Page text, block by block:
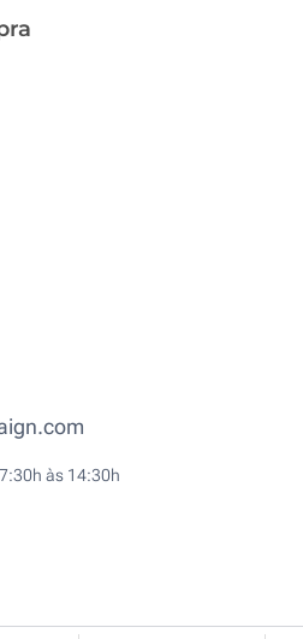
às 14:30h